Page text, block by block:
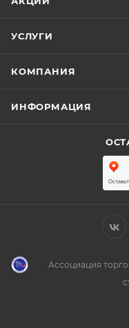
УСЛУГИ
КОМПАНИЯ
ИНФОРМАЦИЯ
Ассоциация